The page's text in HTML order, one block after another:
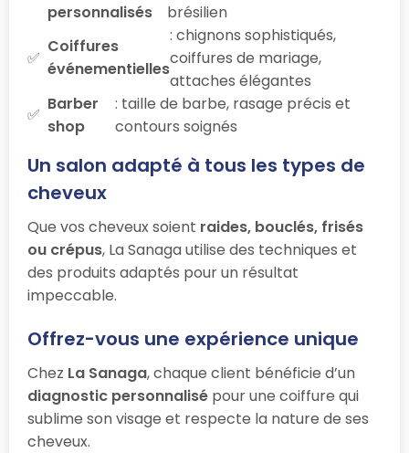
personnalisés
brésilien
Coiffures
événementielles
: chignons sophistiqués,
coiffures de mariage,
attaches élégantes
Barber
shop
: taille de barbe, rasage précis et
contours soignés
Un salon adapté à tous les types de
cheveux
Que vos cheveux soient raides, bouclés, frisés
ou crépus, La Sanaga utilise des techniques et
des produits adaptés pour un résultat
impeccable.
Offrez-vous une expérience unique
Chez La Sanaga, chaque client bénéficie d’un
diagnostic personnalisé pour une coiffure qui
sublime son visage et respecte la nature de ses
cheveux.